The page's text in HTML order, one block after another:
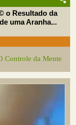
o Resultado da
uma Aranha...
Controle da Mente